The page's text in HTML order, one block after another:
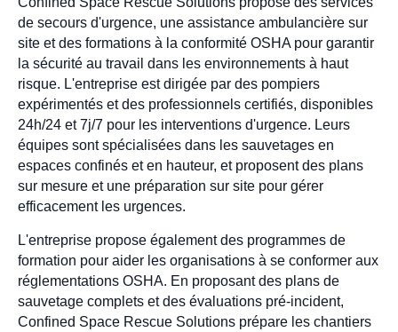
de secours d'urgence, une assistance ambulancière sur
site et des formations à la conformité OSHA pour garantir
la sécurité au travail dans les environnements à haut
risque. L'entreprise est dirigée par des pompiers
expérimentés et des professionnels certifiés, disponibles
24h/24 et 7j/7 pour les interventions d'urgence. Leurs
équipes sont spécialisées dans les sauvetages en
espaces confinés et en hauteur, et proposent des plans
sur mesure et une préparation sur site pour gérer
efficacement les urgences.
L'entreprise propose également des programmes de
formation pour aider les organisations à se conformer aux
réglementations OSHA. En proposant des plans de
sauvetage complets et des évaluations pré-incident,
Confined Space Rescue Solutions prépare les chantiers